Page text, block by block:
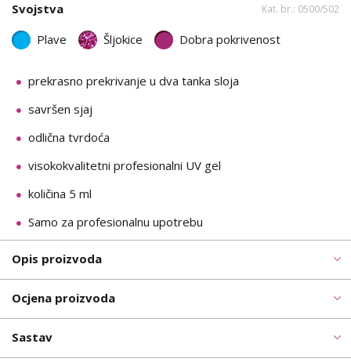
Svojstva Kat. br.: 0500/502
Plave Šljokice Dobra pokrivenost
prekrasno prekrivanje u dva tanka sloja
savršen sjaj
odlična tvrdoća
visokokvalitetni profesionalni UV gel
količina 5 ml
Samo za profesionalnu upotrebu
Opis proizvoda
Ocjena proizvoda
Sastav